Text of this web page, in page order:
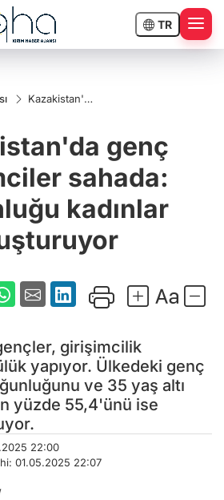
TR
Kazakistan'da
sahada:
Çoğunluğu
oluşturuyor
genç
sahada:
kadınlar
girişimcilik
yapıyor. Ülkedeki genç
ve 35 yaş altı
yüzde 55,4'ünü ise
22:00
01.05.2025 22:07